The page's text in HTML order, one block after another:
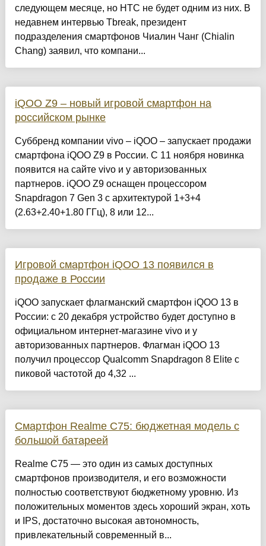
следующем месяце, но HTC не будет одним из них. В
недавнем интервью Tbreak, президент
подразделения смартфонов Чиалин Чанг (Chialin
Chang) заявил, что компани...
iQOO Z9 – новый игровой смартфон на
российском рынке
Суббренд компании vivo – iQOO – запускает продажи
смартфона iQOO Z9 в России. С 11 ноября новинка
появится на сайте vivo и у авторизованных
партнеров. iQOO Z9 оснащен процессором
Snapdragon 7 Gen 3 с архитектурой 1+3+4
(2.63+2.40+1.80 ГГц), 8 или 12...
Игровой смартфон iQOO 13 появился в
продаже в России
iQOO запускает флагманский смартфон iQOO 13 в
России: с 20 декабря устройство будет доступно в
официальном интернет-магазине vivo и у
авторизованных партнеров. Флагман iQOO 13
получил процессор Qualcomm Snapdragon 8 Elite с
пиковой частотой до 4,32 ...
Смартфон Realme C75: бюджетная модель с
большой батареей
Realme C75 — это один из самых доступных
смартфонов производителя, и его возможности
полностью соответствуют бюджетному уровню. Из
положительных моментов здесь хороший экран, хоть
и IPS, достаточно высокая автономность,
привлекательный современный в...